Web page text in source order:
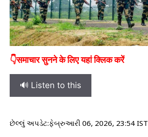
👇समाचार सुनने के लिए यहां क्लिक करें
🔊 Listen to this
છેલ્લું અપડેટ:ફેબ્રુઆરી 06, 2026, 23:54 IST